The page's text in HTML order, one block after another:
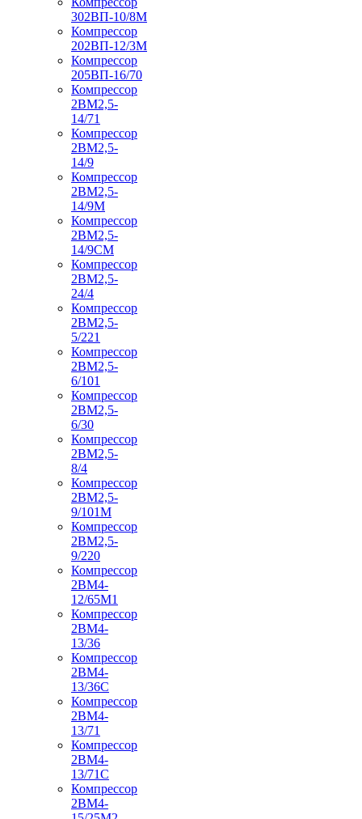
302ВП-10/8М
Компрессор
202ВП-12/3М
Компрессор
205ВП-16/70
Компрессор
2ВМ2,5-
14/71
Компрессор
2ВМ2,5-
14/9
Компрессор
2ВМ2,5-
14/9М
Компрессор
2ВМ2,5-
14/9СМ
Компрессор
2ВМ2,5-
24/4
Компрессор
2ВМ2,5-
5/221
Компрессор
2ВМ2,5-
6/101
Компрессор
2ВМ2,5-
6/30
Компрессор
2ВМ2,5-
8/4
Компрессор
2ВМ2,5-
9/101М
Компрессор
2ВМ2,5-
9/220
Компрессор
2ВМ4-
12/65М1
Компрессор
2ВМ4-
13/36
Компрессор
2ВМ4-
13/36С
Компрессор
2ВМ4-
13/71
Компрессор
2ВМ4-
13/71С
Компрессор
2ВМ4-